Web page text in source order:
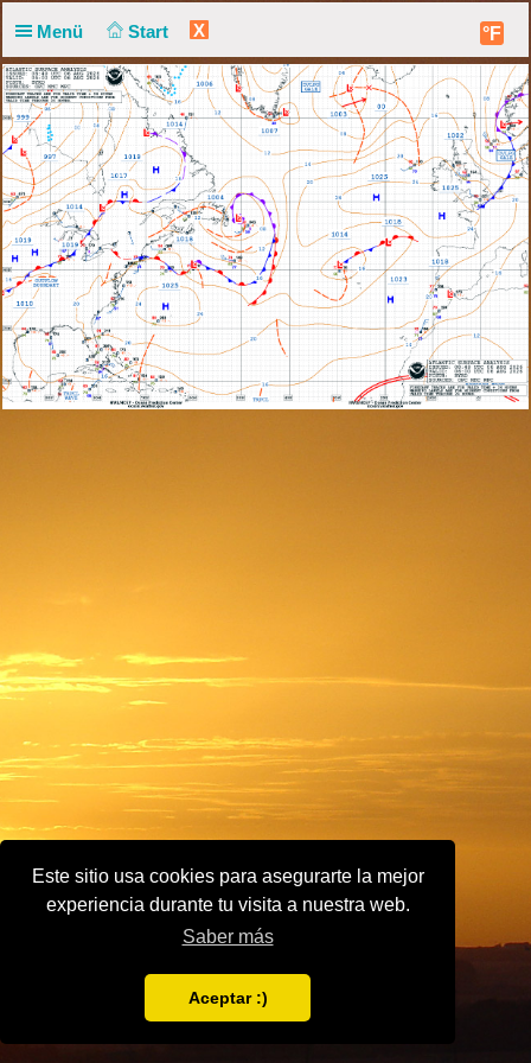
Este sitio usa cookies para asegurarte la mejor
experiencia durante tu visita a nuestra web.
Saber más
Aceptar :)
Menü Start X °F